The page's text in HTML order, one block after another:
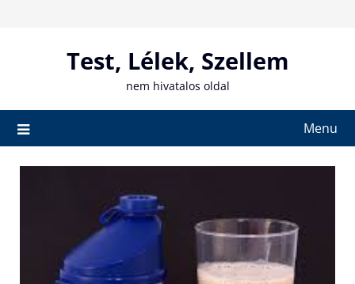
Test, Lélek, Szellem
nem hivatalos oldal
Menu